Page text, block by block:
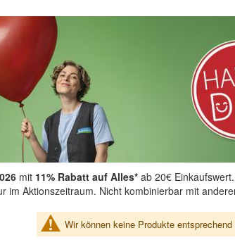
mit 11% Rabatt auf Alles*ab 20€
im Aktionszeitraum. Nicht kombinierbar mit
Wir können keine Produkte